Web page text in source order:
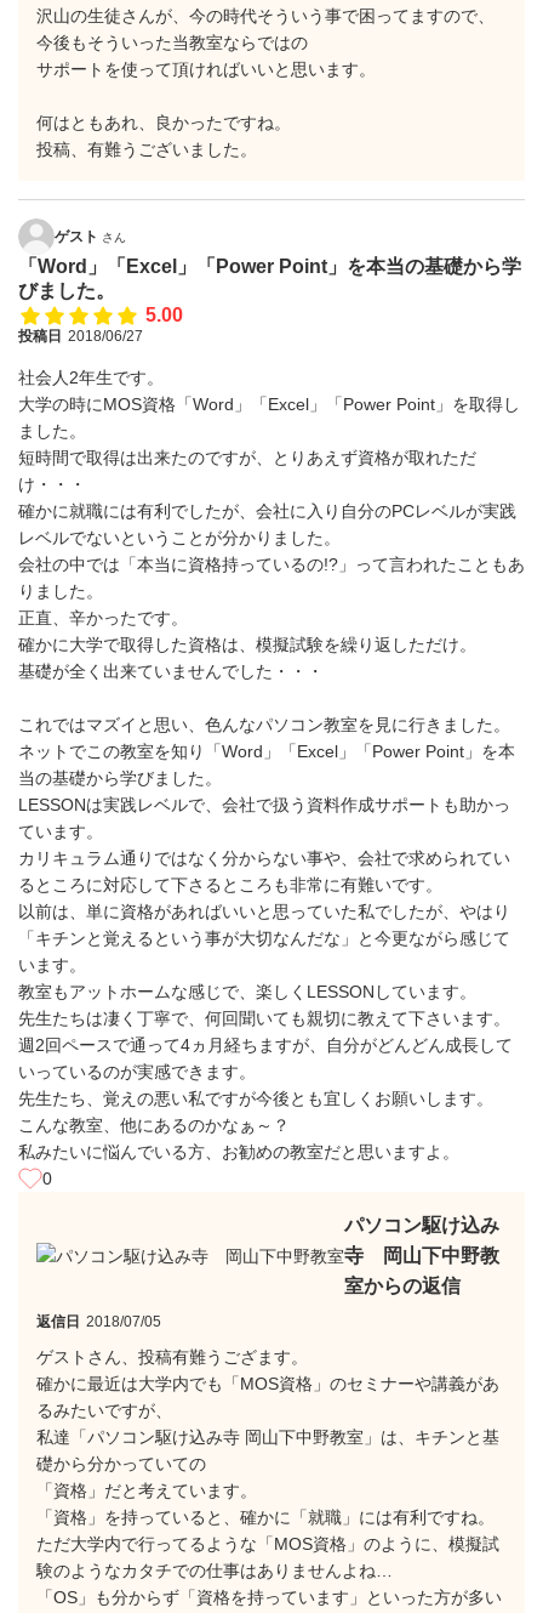
沢山の生徒さんが、今の時代そういう事で困ってますので、
今後もそういった当教室ならではの
サポートを使って頂ければいいと思います。
何はともあれ、良かったですね。
投稿、有難うございました。
ゲスト さん
「Word」「Excel」「Power Point」を本当の基礎から学
びました。
5.00
投稿日 2018/06/27
社会人2年生です。
大学の時にMOS資格「Word」「Excel」「Power Point」を取得し
ました。
短時間で取得は出来たのですが、とりあえず資格が取れただ
け・・・
確かに就職には有利でしたが、会社に入り自分のPCレベルが実践
レベルでないということが分かりました。
会社の中では「本当に資格持っているの!?」って言われたこともあ
りました。
正直、辛かったです。
確かに大学で取得した資格は、模擬試験を繰り返しただけ。
基礎が全く出来ていませんでした・・・
これではマズイと思い、色んなパソコン教室を見に行きました。
ネットでこの教室を知り「Word」「Excel」「Power Point」を本
当の基礎から学びました。
LESSONは実践レベルで、会社で扱う資料作成サポートも助かっ
ています。
カリキュラム通りではなく分からない事や、会社で求められてい
るところに対応して下さるところも非常に有難いです。
以前は、単に資格があればいいと思っていた私でしたが、やはり
「キチンと覚えるという事が大切なんだな」と今更ながら感じて
います。
教室もアットホームな感じで、楽しくLESSONしています。
先生たちは凄く丁寧で、何回聞いても親切に教えて下さいます。
週2回ペースで通って4ヵ月経ちますが、自分がどんどん成長して
いっているのが実感できます。
先生たち、覚えの悪い私ですが今後とも宜しくお願いします。
こんな教室、他にあるのかなぁ～？
私みたいに悩んでいる方、お勧めの教室だと思いますよ。
0
パソコン駆け込み
寺 岡山下中野教
室からの返信
返信日 2018/07/05
ゲストさん、投稿有難うござます。
確かに最近は大学内でも「MOS資格」のセミナーや講義があ
るみたいですが、
私達「パソコン駆け込み寺 岡山下中野教室」は、キチンと基
礎から分かっていての
「資格」だと考えています。
「資格」を持っていると、確かに「就職」には有利ですね。
ただ大学内で行ってるような「MOS資格」のように、模擬試
験のようなカタチでの仕事はありませんよね…
「OS」も分からず「資格を持っています」といった方が多い